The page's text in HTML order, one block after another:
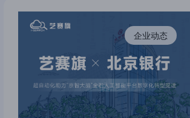
企业动态